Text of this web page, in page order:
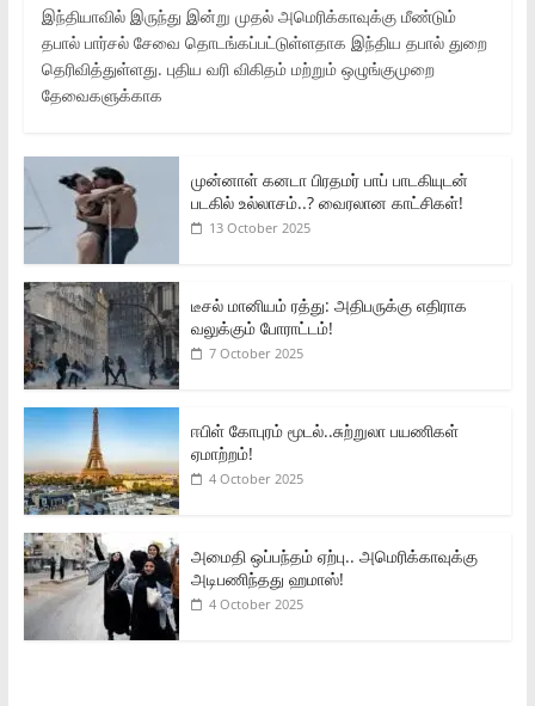
இந்தியாவில் இருந்து இன்று முதல் அமெரிக்காவுக்கு மீண்டும்
தபால் பார்சல் சேவை தொடங்கப்பட்டுள்ளதாக இந்திய தபால் துறை
தெரிவித்துள்ளது. புதிய வரி விகிதம் மற்றும் ஒழுங்குமுறை
தேவைகளுக்காக
முன்னாள் கனடா பிரதமர் பாப் பாடகியுடன்
படகில் உல்லாசம்..? வைரலான காட்சிகள்!
13 October 2025
டீசல் மானியம் ரத்து: அதிபருக்கு எதிராக
வலுக்கும் போராட்டம்!
7 October 2025
ஈபிள் கோபுரம் மூடல்..சுற்றுலா பயணிகள்
ஏமாற்றம்!
4 October 2025
அமைதி ஒப்பந்தம் ஏற்பு.. அமெரிக்காவுக்கு
அடிபணிந்தது ஹமாஸ்!
4 October 2025